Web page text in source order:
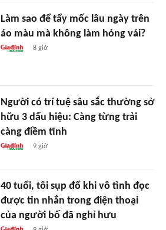
Làm sao để tẩy mốc lâu ngày trên
áo màu mà không làm hỏng vải?
8 giờ
Người có trí tuệ sâu sắc thường sở
hữu 3 dấu hiệu: Càng từng trải
càng điềm tĩnh
9 giờ
40 tuổi, tôi sụp đổ khi vô tình đọc
được tin nhắn trong điện thoại
của người bố đã nghỉ hưu